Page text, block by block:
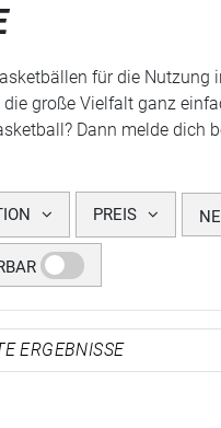
für die Nutzung
große Vielfalt ganz
Dann melde dich
PREIS